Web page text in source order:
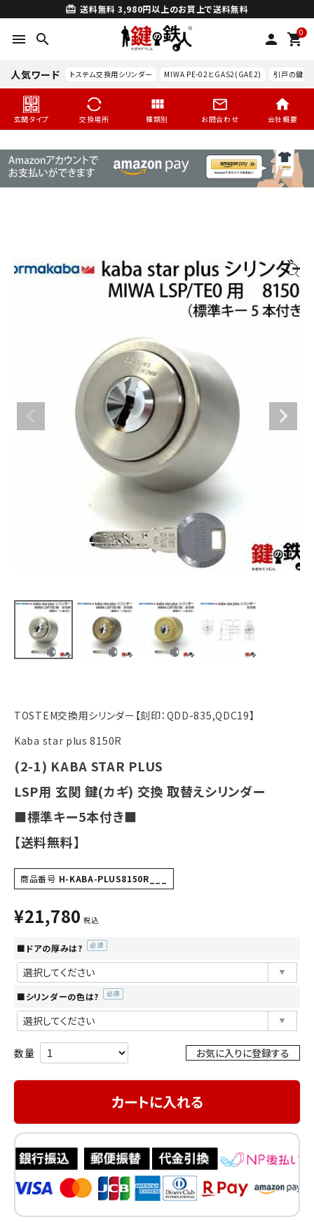
card_giftcard 送料無料 3,980円以上のお買上で送料無料
menu search person 0
shopping_cart
人気ワード トステム交換用シリンダー MIWA PE-02とGAS2(GAE2) 引戸の鍵交
玄関タイプ 交換場所 種類別 お問合わせ 会社概要
search
ドアノブの交換
レバーハンドル錠の交換
レバーハンドルのみ交換
認知症対策
INFORMATION
TOSTEM交換用シリンダー【刻印：QDD-835,QDC19】
Kaba star plus 8150R
(2-1) KABA STAR PLUS
LSP用 玄関 鍵(カギ) 交換 取替えシリンダー
■標準キー5本付き■
【送料無料】
商品番号 H-KABA-PLUS8150R___
¥21,780 税込
■ドアの厚みは?
須)
■シリンダーの色は?
お気に入りに登録する
カートに入れる